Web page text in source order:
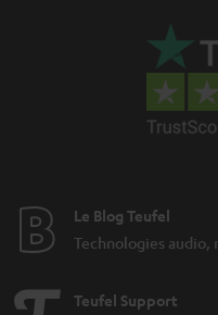
Le Blog Teufel
Technologies audio,
Teufel Support